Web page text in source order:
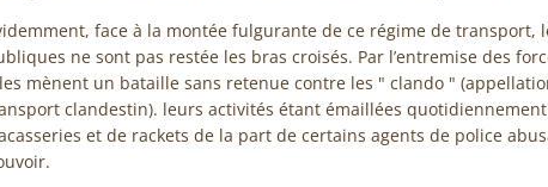
face à la montée fulgurante de ce régime de transport,
ne sont pas restée les bras croisés. Par l’entremise des
mènent un bataille sans retenue contre les " clando "
clandestin). leurs activités étant émaillées
et de rackets de la part de certains agents de police